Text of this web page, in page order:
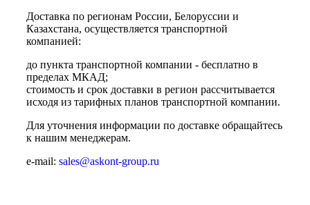
Доставка по регионам России, Белоруссии и
Казахстана, осуществляется транспортной
компанией:
до пункта транспортной компании - бесплатно в
пределах МКАД;
стоимость и срок доставки в регион рассчитывается
исходя из тарифных планов транспортной компании.
Для уточнения информации по доставке обращайтесь
к нашим менеджерам.
e-mail: sales@askont-group.ru